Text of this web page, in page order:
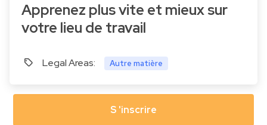
Apprenez plus vite et mieux sur
votre lieu de travail
Legal Areas: Autre matière
S 'inscrire